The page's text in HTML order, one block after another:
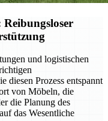
und logistischen
diesen Prozess entspannt
von Möbeln, die
die Planung des
das Wesentliche